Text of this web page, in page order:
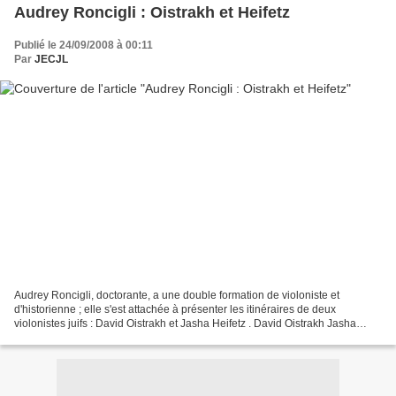
Audrey Roncigli : Oistrakh et Heifetz
Publié le 24/09/2008 à 00:11
Par JECJL
Audrey Roncigli, doctorante, a une double formation de violoniste et
d'historienne ; elle s'est attachée à présenter les itinéraires de deux
violonistes juifs : David Oistrakh et Jasha Heifetz . David Oistrakh Jasha